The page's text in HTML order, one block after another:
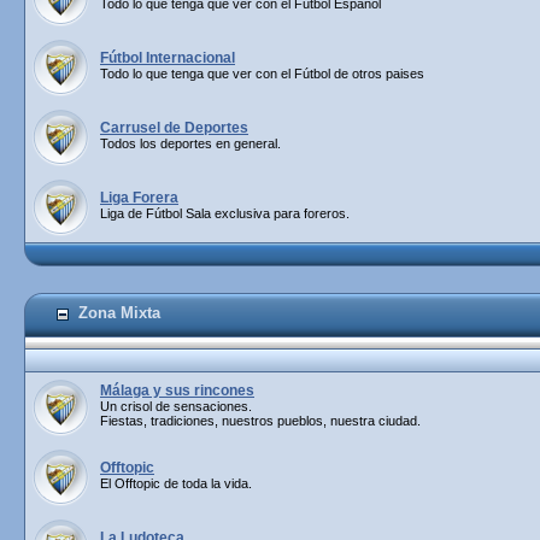
Todo lo que tenga que ver con el Fútbol Español
Fútbol Internacional
Todo lo que tenga que ver con el Fútbol de otros paises
Carrusel de Deportes
Todos los deportes en general.
Liga Forera
Liga de Fútbol Sala exclusiva para foreros.
Zona Mixta
Málaga y sus rincones
Un crisol de sensaciones.
Fiestas, tradiciones, nuestros pueblos, nuestra ciudad.
Offtopic
El Offtopic de toda la vida.